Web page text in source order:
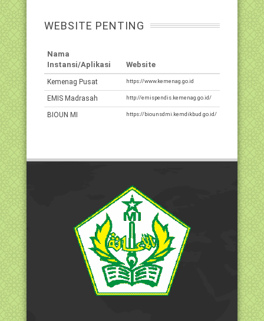
WEBSITE PENTING
Nama
Instansi/Aplikasi
Website
Kemenag Pusat https://www.kemenag.go.id
EMIS Madrasah http://emispendis.kemenag.go.id/
BIOUN MI https://biounsdmi.kemdikbud.go.id/